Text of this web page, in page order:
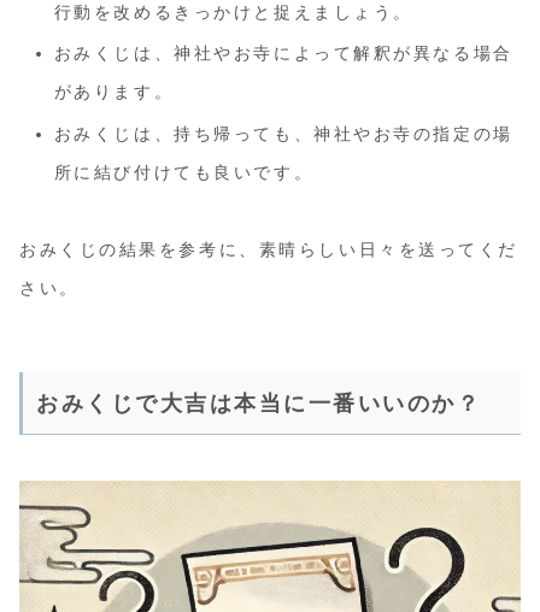
行動を改めるきっかけと捉えましょう。
おみくじは、神社やお寺によって解釈が異なる場合
があります。
おみくじは、持ち帰っても、神社やお寺の指定の場
所に結び付けても良いです。
おみくじの結果を参考に、素晴らしい日々を送ってくだ
さい。
おみくじで大吉は本当に一番いいのか？